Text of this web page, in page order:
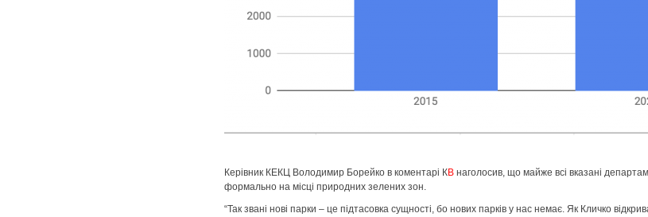
Керівник КЕКЦ Володимир Борейко в коментарі КВ наголосив, що майже всі вказані
формально на місці природних зелених зон.
“Так звані нові парки – це підтасовка сущності, бо нових парків у нас немає. Як Кличко